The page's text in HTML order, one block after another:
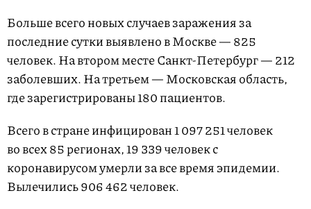
Больше всего новых случаев заражения за
последние сутки выявлено в Москве — 825
человек. На втором месте Санкт-Петербург — 212
заболевших. На третьем — Московская область,
где зарегистрированы 180 пациентов.
Всего в стране инфицирован 1 097 251 человек
во всех 85 регионах, 19 339 человек с
коронавирусом умерли за все время эпидемии.
Вылечились 906 462 человек.